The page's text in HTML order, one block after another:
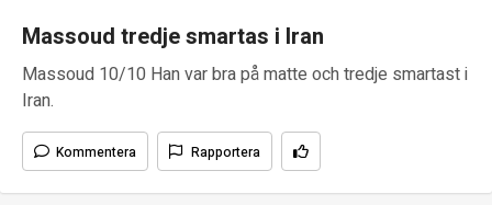
Massoud tredje smartas i Iran
Massoud 10/10 Han var bra på matte och tredje smartast i
Iran.
Kommentera Rapportera